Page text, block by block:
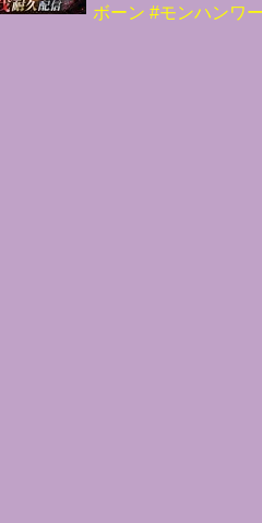
ボーン #モンハンワ